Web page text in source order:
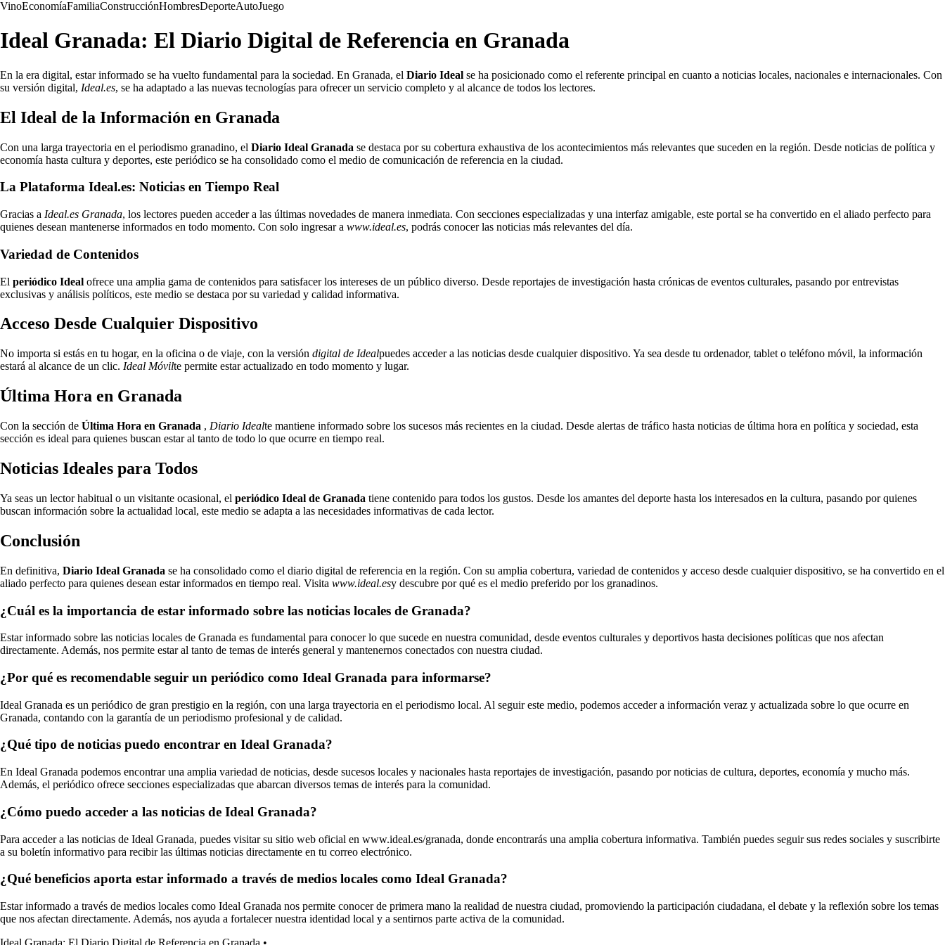
VinoEconomíaFamiliaConstrucciónHombresDeporteAutoJuego
Ideal Granada: El Diario Digital de Referencia en Granada
En la era digital, estar informado se ha vuelto fundamental para la sociedad. En Granada, el Diario Ideal se ha posicionado como el referente principal en cuanto a noticias locales, nacionales e internacionales. Con
su versión digital, Ideal.es, se ha adaptado a las nuevas tecnologías para ofrecer un servicio completo y al alcance de todos los lectores.
El Ideal de la Información en Granada
Con una larga trayectoria en el periodismo granadino, el Diario Ideal Granada se destaca por su cobertura exhaustiva de los acontecimientos más relevantes que suceden en la región. Desde noticias de política y
economía hasta cultura y deportes, este periódico se ha consolidado como el medio de comunicación de referencia en la ciudad.
La Plataforma Ideal.es: Noticias en Tiempo Real
Gracias a Ideal.es Granada, los lectores pueden acceder a las últimas novedades de manera inmediata. Con secciones especializadas y una interfaz amigable, este portal se ha convertido en el aliado perfecto para
quienes desean mantenerse informados en todo momento. Con solo ingresar a www.ideal.es, podrás conocer las noticias más relevantes del día.
Variedad de Contenidos
El periódico Ideal ofrece una amplia gama de contenidos para satisfacer los intereses de un público diverso. Desde reportajes de investigación hasta crónicas de eventos culturales, pasando por entrevistas
exclusivas y análisis políticos, este medio se destaca por su variedad y calidad informativa.
Acceso Desde Cualquier Dispositivo
No importa si estás en tu hogar, en la oficina o de viaje, con la versión digital de Idealpuedes acceder a las noticias desde cualquier dispositivo. Ya sea desde tu ordenador, tablet o teléfono móvil, la información
estará al alcance de un clic. Ideal Móvilte permite estar actualizado en todo momento y lugar.
Última Hora en Granada
Con la sección de Última Hora en Granada , Diario Idealte mantiene informado sobre los sucesos más recientes en la ciudad. Desde alertas de tráfico hasta noticias de última hora en política y sociedad, esta
sección es ideal para quienes buscan estar al tanto de todo lo que ocurre en tiempo real.
Noticias Ideales para Todos
Ya seas un lector habitual o un visitante ocasional, el periódico Ideal de Granada tiene contenido para todos los gustos. Desde los amantes del deporte hasta los interesados en la cultura, pasando por quienes
buscan información sobre la actualidad local, este medio se adapta a las necesidades informativas de cada lector.
Conclusión
En definitiva, Diario Ideal Granada se ha consolidado como el diario digital de referencia en la región. Con su amplia cobertura, variedad de contenidos y acceso desde cualquier dispositivo, se ha convertido en el
aliado perfecto para quienes desean estar informados en tiempo real. Visita www.ideal.esy descubre por qué es el medio preferido por los granadinos.
¿Cuál es la importancia de estar informado sobre las noticias locales de Granada?
Estar informado sobre las noticias locales de Granada es fundamental para conocer lo que sucede en nuestra comunidad, desde eventos culturales y deportivos hasta decisiones políticas que nos afectan
directamente. Además, nos permite estar al tanto de temas de interés general y mantenernos conectados con nuestra ciudad.
¿Por qué es recomendable seguir un periódico como Ideal Granada para informarse?
Ideal Granada es un periódico de gran prestigio en la región, con una larga trayectoria en el periodismo local. Al seguir este medio, podemos acceder a información veraz y actualizada sobre lo que ocurre en
Granada, contando con la garantía de un periodismo profesional y de calidad.
¿Qué tipo de noticias puedo encontrar en Ideal Granada?
En Ideal Granada podemos encontrar una amplia variedad de noticias, desde sucesos locales y nacionales hasta reportajes de investigación, pasando por noticias de cultura, deportes, economía y mucho más.
Además, el periódico ofrece secciones especializadas que abarcan diversos temas de interés para la comunidad.
¿Cómo puedo acceder a las noticias de Ideal Granada?
Para acceder a las noticias de Ideal Granada, puedes visitar su sitio web oficial en www.ideal.es/granada, donde encontrarás una amplia cobertura informativa. También puedes seguir sus redes sociales y suscribirte
a su boletín informativo para recibir las últimas noticias directamente en tu correo electrónico.
¿Qué beneficios aporta estar informado a través de medios locales como Ideal Granada?
Estar informado a través de medios locales como Ideal Granada nos permite conocer de primera mano la realidad de nuestra ciudad, promoviendo la participación ciudadana, el debate y la reflexión sobre los temas
que nos afectan directamente. Además, nos ayuda a fortalecer nuestra identidad local y a sentirnos parte activa de la comunidad.
Ideal Granada: El Diario Digital de Referencia en Granada •